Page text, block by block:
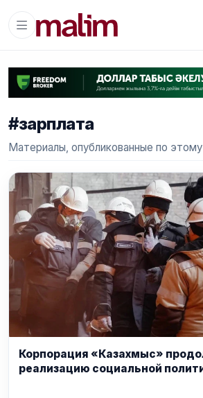
#зарплата
Материалы, опубликованные по этому
Корпорация «Казахмыс»
реализацию социальной